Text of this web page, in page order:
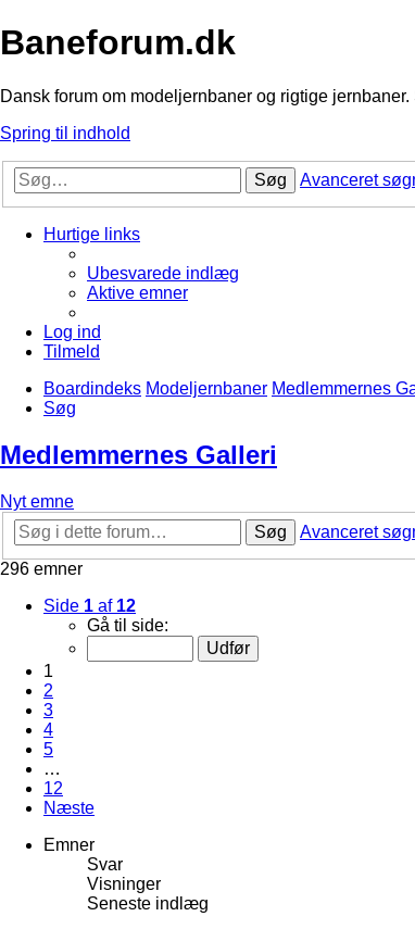
Baneforum.dk
Dansk forum om modeljernbaner og rigtige
Spring til indhold
Søg Avanceret
Hurtige links
Ubesvarede indlæg
Aktive emner
Log ind
Tilmeld
Boardindeks Modeljernbaner Medlemmernes
Søg
Medlemmernes Galleri
Nyt emne
Søg
Avanceret
296 emner
Side 1 af 12
Gå til side:
1
2
3
4
5
…
12
Næste
Emner
Svar
Visninger
Seneste indlæg